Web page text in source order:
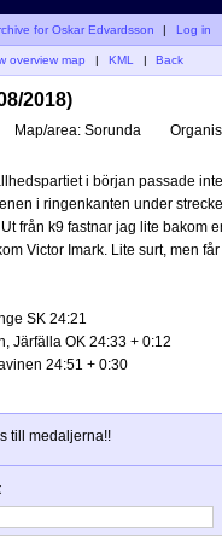
for Oskar Edvardsson | Log in
overview map KML Back
2018)
Map/area: Sorunda
i början passade
i ringenkanten under
från k9 fastnar jag lite bakom
Victor Imark. Lite surt, men
SK 24:21
Järfälla OK 24:33 + 0:12
24:51 + 0:30
till medaljerna!!